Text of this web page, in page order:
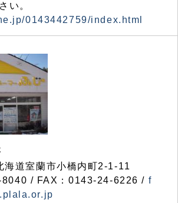
い。
0143442759/index.html
道室蘭市小橋内町2-1-11
/ FAX：0143-24-6226 / f